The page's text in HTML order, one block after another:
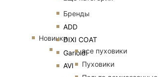
Бренды
ADD
DIXI COAT
Garioldi
AVI
Новинки
все пуховики
Пуховики